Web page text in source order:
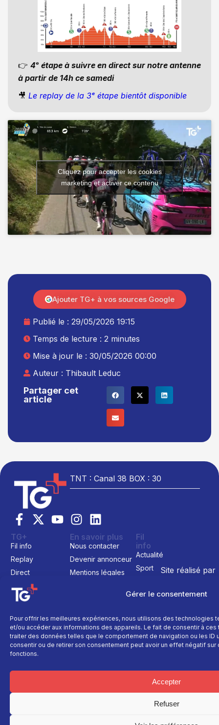
Gérer le consentement
Pour offrir les meilleures expériences, nous utilisons des technologies
et/ou accéder aux informations des appareils. Le fait de consentir à
traiter des données telles que le comportement de navigation ou les ID
consentir ou de retirer son consentement peut avoir un effet négatif
fonctions.
Accepter
Refuser
👉 4ᵉétape à suivre en direct sur notre antenne
à partir de 14h ce samedi
🎥 Le replay de la 3ᵉ étape bientôt disponible
Cliquez pour accepter les cookies
marketing et activer ce contenu
Partager cet
article
Publié le : 29/05/2026 19:15
Temps de lecture : 2 minutes
Mise à jour le : 30/05/2026 00:00
Auteur : Thibault Leduc
Ajouter TG+ à vos sources Google
TNT : Canal 38 BOX : 30
Site réalisé par
TG+
Fil info
Replay
Direct
Programme TV
La chaine
En savoir plus
Nous contacter
Devenir annonceur
Mentions légales
Fil
info
Actualité
Sport
Recettes
divers
Événements
Économie
Culture